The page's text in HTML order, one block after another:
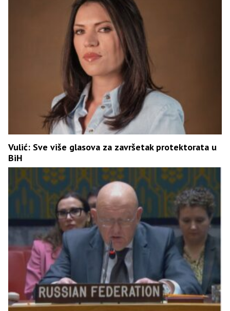
Vulić: Sve više glasova za završetak protektorata u
BiH